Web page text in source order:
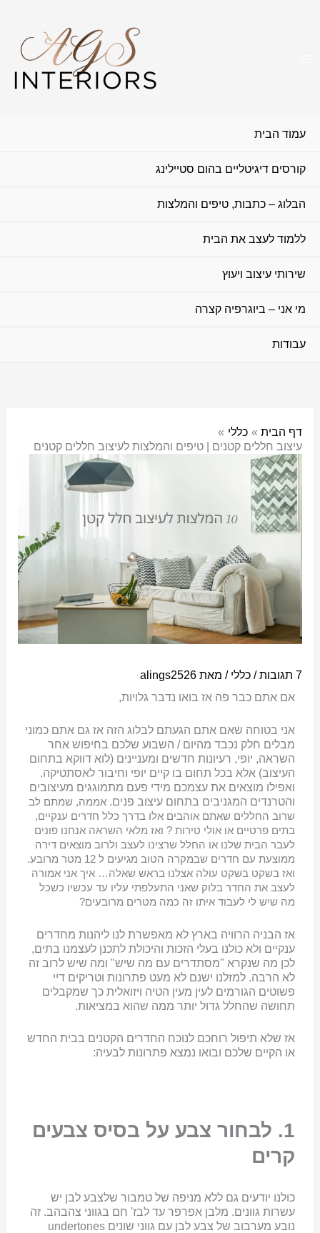
עמוד הבית
קורסים דיגיטליים בהום סטיילינג
הבלוג – כתבות, טיפים והמלצות
ללמוד לעצב את הבית
שירותי עיצוב ויעוץ
מי אני – ביוגרפיה קצרה
עבודות
דף הבית
כללי
עיצוב חללים קטנים | טיפים והמלצות לעיצוב חללים קטנים
7 תגובות / כללי / מאת alings2526
אם אתם כבר פה אז בואו נדבר גלויות,
אני בטוחה שאם אתם הגעתם לבלוג הזה אז גם אתם כמוני
מבלים חלק נכבד מהיום / השבוע שלכם בחיפוש אחר
השראה, יופי, רעיונות חדשים ומעניינים (לוא דווקא בתחום
העיצוב) אלא בכל תחום בו קיים יופי וחיבור לאסתטיקה.
ואפילו מוצאים את עצמכם מידי פעם מתמוגגים מעיצובים
והטרנדים המגניבים בתחום עיצוב פנים. אממה, שמתם לב
שרוב החללים שאתם אוהבים אלו בדרך כלל חדרים ענקיים,
בתים פרטיים או אולי טירות ? ואז מלאי השראה אנחנו פונים
לעבר הבית שלנו או החלל שרצינו לעצב ולרוב מוצאים דירה
ממוצעת עם חדרים שבמקרה הטוב מגיעים ל 12 מטר מרובע.
ואז בשקט בשקט עולה אצלנו בראש שאלה… איך אני אמורה
לעצב את החדר בלוק שאני התעלפתי עליו עד עכשיו כשכל
מה שיש לי לעבוד איתו זה כמה מטרים מרובעים?
אז הבניה הרוויה בארץ לא מאפשרת לנו ליהנות מחדרים
ענקיים ולא כולנו בעלי הזכות והיכולת לתכנן לעצמנו בתים,
לכן מה שנקרא "מסתדרים עם מה שיש" ומה שיש לרוב זה
לא הרבה. למזלנו ישנם לא מעט פתרונות וטריקים דיי
פשוטים הגורמים לעין מעין הטיה ויזואלית כך שמקבלים
תחושה שהחלל גדול יותר ממה שהוא במציאות.
אז שלא תיפול רוחכם לנוכח החדרים הקטנים בבית החדש
או הקיים שלכם ובואו נמצא פתרונות לבעיה:
1. לבחור צבע על בסיס צבעים
קרים
כולנו יודעים גם ללא מניפה של טמבור שלצבע לבן יש
עשרות גוונים. מלבן אפרפר עד לבז' חם בגווני צהבהב. זה
נובע מערבוב של צבע לבן עם גווני שונים undertones